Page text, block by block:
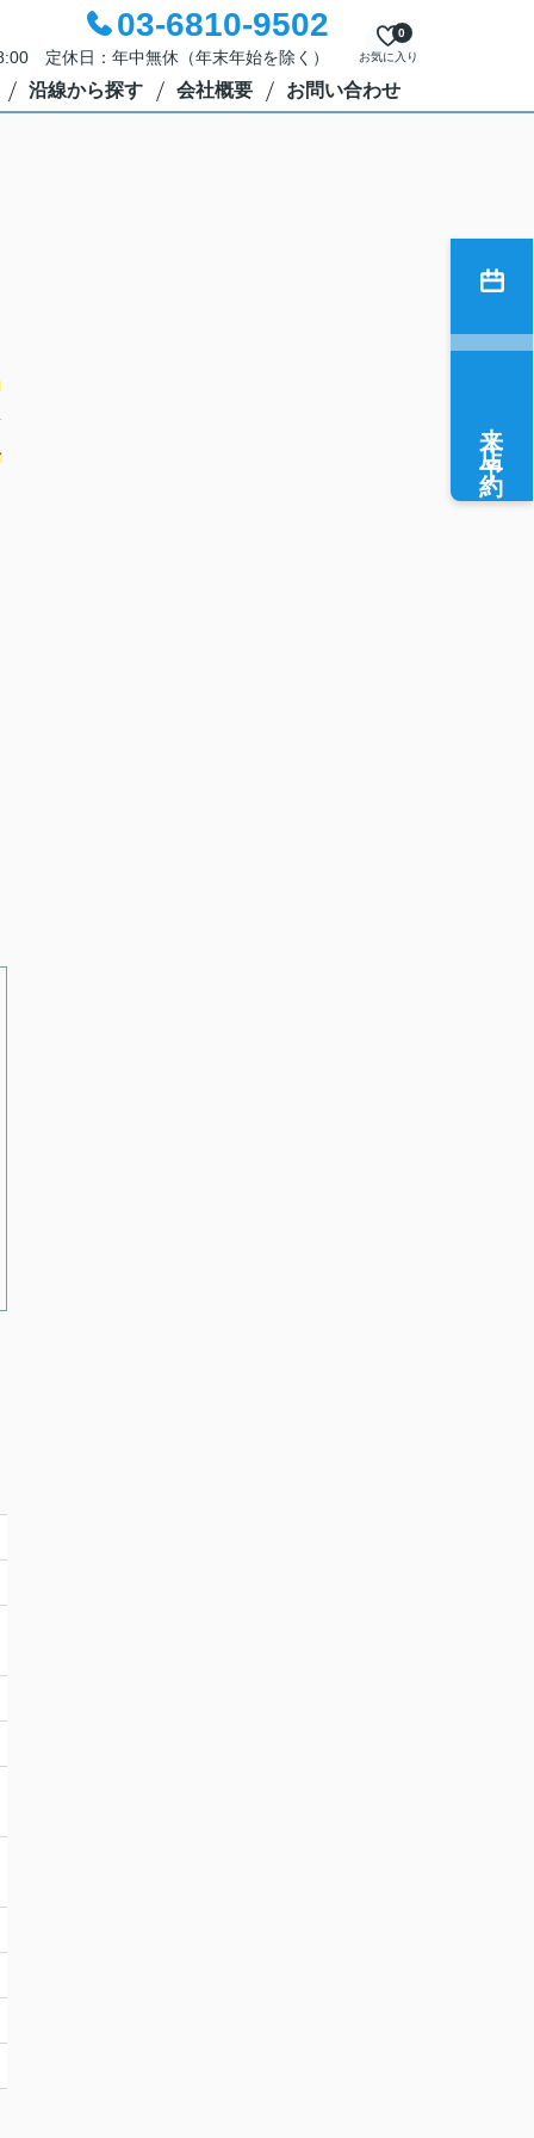
03-6810-9502
定休日：年中無休（年末年始を除く） お気に入り
0
沿線から探す 会社概要 お問い合わせ
来店予約